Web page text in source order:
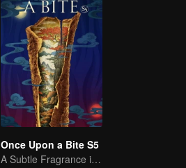
Once Upon a Bite S5
A Subtle Fragrance in Flavor